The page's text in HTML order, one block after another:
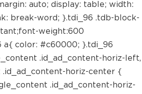
auto; display: table; width:
break-word; }.tdi_96 .tdb-block-
weight:600
a{ color: #c60000; }.tdi_96
.id_ad_content-horiz-left,
horiz-center {
.id_ad_content-horiz-